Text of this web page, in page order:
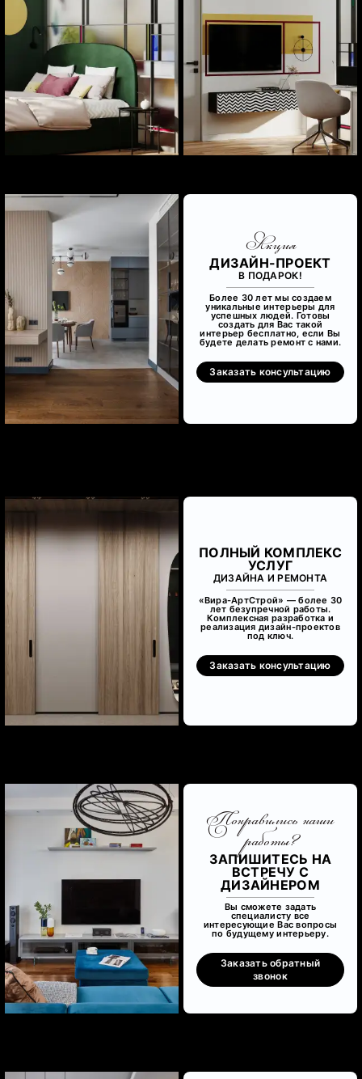
Акция
ДИЗАЙН-ПРОЕКТ
В ПОДАРОК!
Более 30 лет мы создаем
уникальные интерьеры для
успешных людей. Готовы
создать для Вас такой
интерьер бесплатно, если Вы
будете делать ремонт с нами.
Заказать консультацию
ПОЛНЫЙ КОМПЛЕКС
УСЛУГ
ДИЗАЙНА И РЕМОНТА
«Вира-АртСтрой» — более 30
лет безупречной работы.
Комплексная разработка и
реализация дизайн-проектов
под ключ.
Заказать консультацию
Понравились наши
работы?
ЗАПИШИТЕСЬ НА
ВСТРЕЧУ С
ДИЗАЙНЕРОМ
Вы сможете задать
специалисту все
интересующие Вас вопросы
по будущему интерьеру.
Заказать обратный
звонок